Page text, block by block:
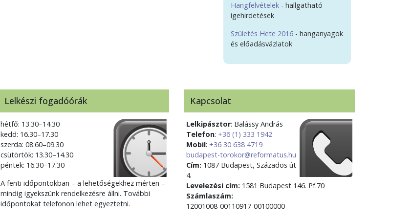
Hangfelvételek- hallgatható
igehirdetések
Születés Hete 2016- hanganyagok
és előadásvázlatok
Lelkészi fogadóórák
hétfő: 13.30–14.30
kedd: 16.30–17.30
szerda: 08.60–09.30
csütörtök: 13.30–14.30
péntek: 16.30–17.30
A fenti időpontokban – a lehetőségekhez mérten –
mindig igyekszünk rendelkezésre állni. További
időpontokat telefonon lehet egyeztetni.
Kapcsolat
Lelkipásztor: Balássy András
Telefon: +36 (1) 333 1942
Mobil: +36 30 638 4719
budapest-torokor@reformatus.hu
Cím: 1087 Budapest, Százados út
4.
Levelezési cím: 1581 Budapest 146. Pf.70
Számlaszám:
12001008-00110917-00100000